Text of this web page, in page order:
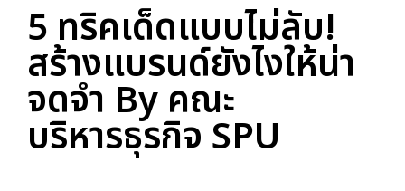
5 ทริคเด็ดแบบไม่ลับ!
สร้างแบรนด์ยังไงให้น่า
จดจำ By คณะ
บริหารธุรกิจ SPU